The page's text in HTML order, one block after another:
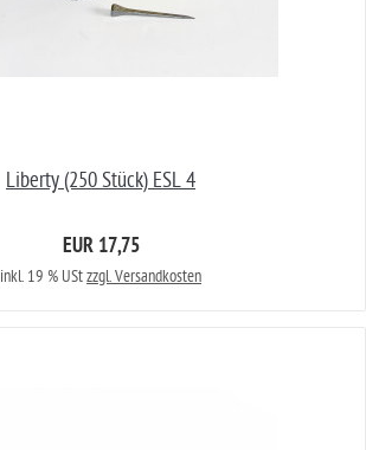
Liberty (250 Stück) ESL 4
EUR 17,75
inkl. 19 % UStzzgl. Versandkosten